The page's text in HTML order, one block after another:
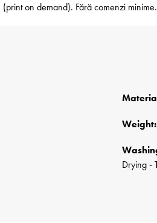
on demand). Fără comenzi minime.
Weight:
Drying -